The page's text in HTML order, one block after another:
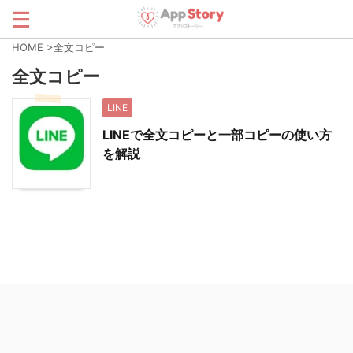
HOME >全文コピー
全文コピー
LINE
LINEで全文コピーと一部コピーの使い方
を解説